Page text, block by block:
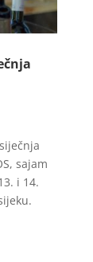
sajam
i 14.